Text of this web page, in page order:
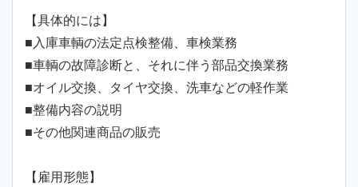
【具体的には】
■入庫車輌の法定点検整備、車検業務
■車輌の故障診断と、それに伴う部品交換業務
■オイル交換、タイヤ交換、洗車などの軽作業
■整備内容の説明
■その他関連商品の販売
【雇用形態】